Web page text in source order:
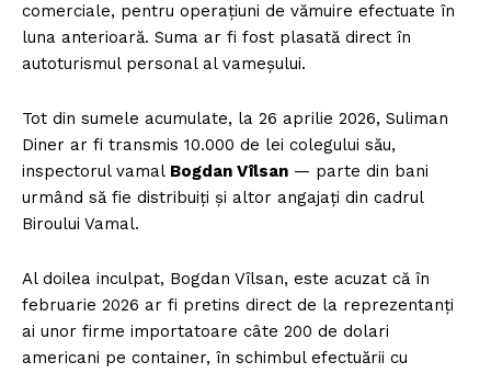
comerciale, pentru operațiuni de vămuire efectuate în
luna anterioară. Suma ar fi fost plasată direct în
autoturismul personal al vameșului.
Tot din sumele acumulate, la 26 aprilie 2026, Suliman
Diner ar fi transmis 10.000 de lei colegului său,
inspectorul vamal Bogdan Vîlsan — parte din bani
urmând să fie distribuiți și altor angajați din cadrul
Biroului Vamal.
Al doilea inculpat, Bogdan Vîlsan, este acuzat că în
februarie 2026 ar fi pretins direct de la reprezentanți
ai unor firme importatoare câte 200 de dolari
americani pe container, în schimbul efectuării cu